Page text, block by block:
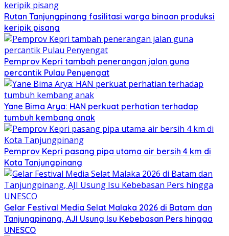
Rutan Tanjungpinang fasilitasi warga binaan produksi
keripik pisang
Pemprov Kepri tambah penerangan jalan guna
percantik Pulau Penyengat
Yane Bima Arya: HAN perkuat perhatian terhadap
tumbuh kembang anak
Pemprov Kepri pasang pipa utama air bersih 4 km di
Kota Tanjungpinang
Gelar Festival Media Selat Malaka 2026 di Batam dan
Tanjungpinang, AJI Usung Isu Kebebasan Pers hingga
UNESCO